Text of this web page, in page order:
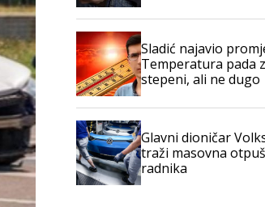
Sladić najavio
Temperatura pada
stepeni, ali ne dugo
Glavni dioničar
traži masovna
radnika